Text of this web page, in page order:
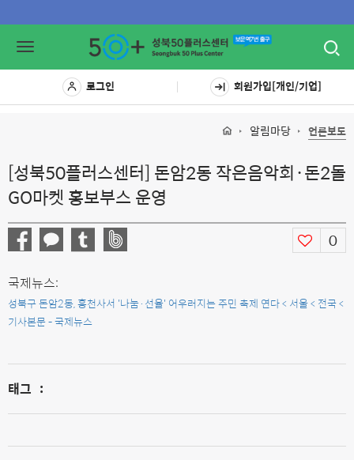
Toggle
로그인 회원가입[개인/기업]
알림마당 언론보도
[성북50플러스센터] 돈암2동 작은음악회·돈2돌
GO마켓 홍보부스 운영
0
국제뉴스:
성북구 돈암2동, 흥천사서 '나눔·선율' 어우러지는 주민 축제 연다 < 서울 < 전국 <
기사본문 - 국제뉴스
태그 :